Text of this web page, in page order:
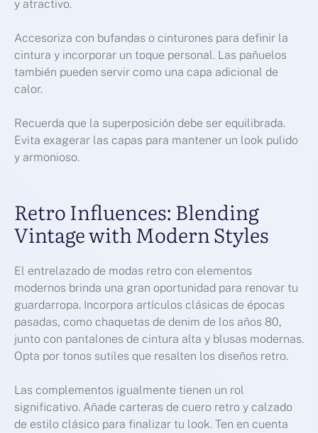
y atractivo.
Accesoriza con bufandas o cinturones para definir la
cintura y incorporar un toque personal. Las pañuelos
también pueden servir como una capa adicional de
calor.
Recuerda que la superposición debe ser equilibrada.
Evita exagerar las capas para mantener un look pulido
y armonioso.
Retro Influences: Blending
Vintage with Modern Styles
El entrelazado de modas retro con elementos
modernos brinda una gran oportunidad para renovar tu
guardarropa. Incorpora artículos clásicas de épocas
pasadas, como chaquetas de denim de los años 80,
junto con pantalones de cintura alta y blusas modernas.
Opta por tonos sutiles que resalten los diseños retro.
Las complementos igualmente tienen un rol
significativo. Añade carteras de cuero retro y calzado
de estilo clásico para finalizar tu look. Ten en cuenta